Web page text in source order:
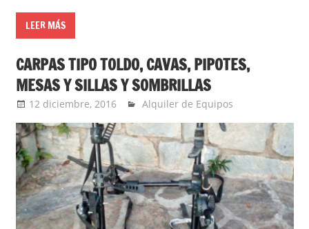
LEER MÁS
CARPAS TIPO TOLDO, CAVAS, PIPOTES,
MESAS Y SILLAS Y SOMBRILLAS
12 diciembre, 2016 admin
Alquiler de Equipos